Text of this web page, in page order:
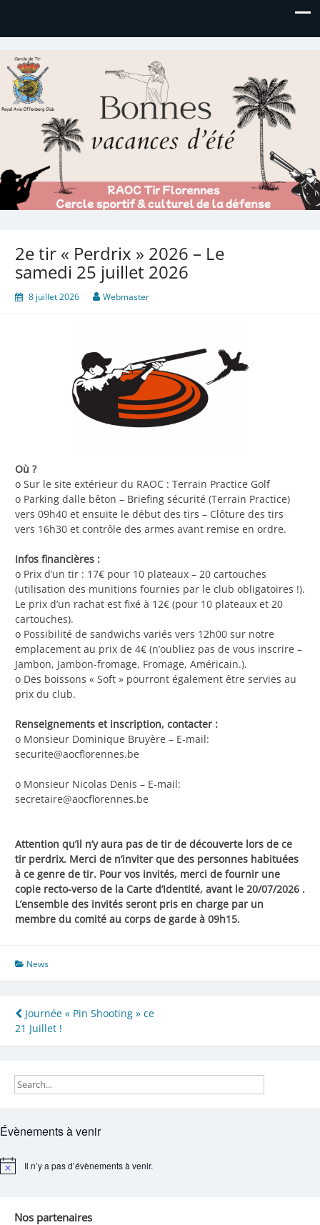
Royal AOC Florennes
Section TIR de l'AVIA
2e tir « Perdrix » 2026 – Le
samedi 25 juillet 2026
8 juillet 2026 Webmaster
Où ?
o Sur le site extérieur du RAOC : Terrain Practice Golf
o Parking dalle bêton – Briefing sécurité (Terrain Practice)
vers 09h40 et ensuite le début des tirs – Clôture des tirs
vers 16h30 et contrôle des armes avant remise en ordre.
Infos financières :
o Prix d’un tir : 17€ pour 10 plateaux – 20 cartouches
(utilisation des munitions fournies par le club obligatoires !).
Le prix d’un rachat est fixé à 12€ (pour 10 plateaux et 20
cartouches).
o Possibilité de sandwichs variés vers 12h00 sur notre
emplacement au prix de 4€ (n’oubliez pas de vous inscrire –
Jambon, Jambon-fromage, Fromage, Américain.).
o Des boissons « Soft » pourront également être servies au
prix du club.
Renseignements et inscription, contacter :
o Monsieur Dominique Bruyère – E-mail:
securite@aocflorennes.be
o Monsieur Nicolas Denis – E-mail:
secretaire@aocflorennes.be
Attention qu’il n’y aura pas de tir de découverte lors de ce
tir perdrix. Merci de n’inviter que des personnes habituées
à ce genre de tir. Pour vos invités, merci de fournir une
copie recto-verso de la Carte d’Identité, avant le 20/07/2026 .
L’ensemble des invités seront pris en charge par un
membre du comité au corps de garde à 09h15.
News
Navigation
de
Journée « Pin Shooting » ce
21 Juillet !
Évènements à venir
Notice Il n’y a pas d’évènements à venir.
Nos partenaires